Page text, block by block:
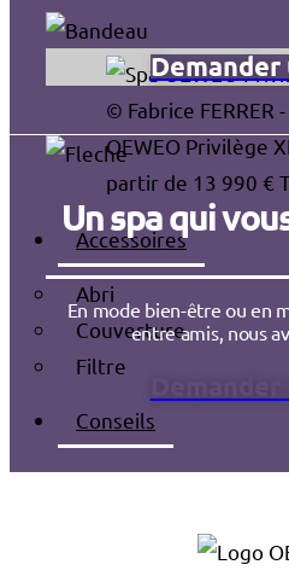
© Fabrice FERRER -
OEWEO Privilège
partir de 13 990 €
Accessoires
Abri
Couverture
Filtre
Conseils
Demander
Un spa qui
En mode bien-être ou en
entre amis, nous